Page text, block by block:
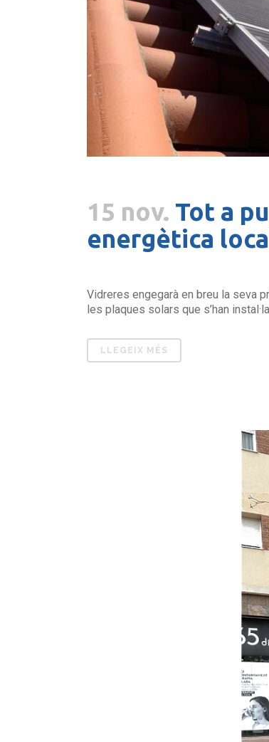
15 nov. Tot a
energètica
Vidreres engegarà en breu la seva
les plaques solars que s’han
LLEGEIX MÉS